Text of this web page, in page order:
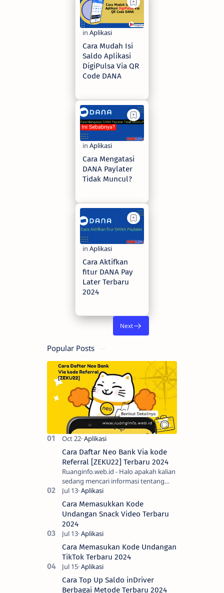
Cara Mudah Isi
Saldo Aplikasi
DigiPulsa Via QR
Code DANA
Cara Mengatasi
DANA Paylater
Tidak Muncul?
Cara Aktifkan
fitur DANA Pay
Later Terbaru
2024
Popular Posts
Cara Daftar Neo Bank Via kode
Referral [ZEKU22] Terbaru 2024
Ruanginfo.web.id - Halo apakah kalian
sedang mencari informasi tentang
cara daftar akun Neobank atau cara
daftar Neobank atau buka rekening
Neobank …
Cara Memasukkan Kode
Undangan Snack Video Terbaru
2024
Cara Memasukan Kode Undangan
TikTok Terbaru 2024
Cara Top Up Saldo inDriver
Berbagai Metode Terbaru 2024